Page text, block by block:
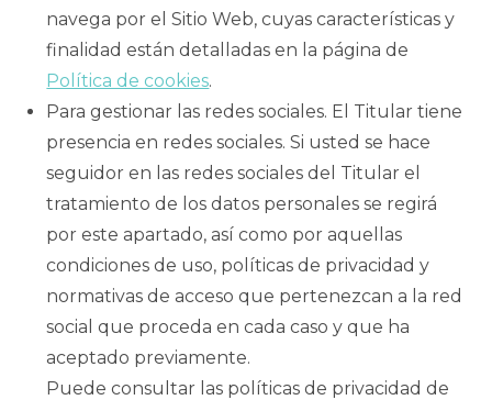
navega por el Sitio Web, cuyas características y
finalidad están detalladas en la página de
Política de cookies.
Para gestionar las redes sociales. El Titular tiene
presencia en redes sociales. Si usted se hace
seguidor en las redes sociales del Titular el
tratamiento de los datos personales se regirá
por este apartado, así como por aquellas
condiciones de uso, políticas de privacidad y
normativas de acceso que pertenezcan a la red
social que proceda en cada caso y que ha
aceptado previamente.
Puede consultar las políticas de privacidad de